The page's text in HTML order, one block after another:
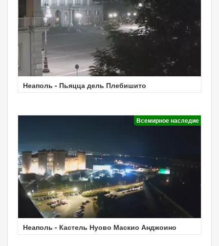
Неаполь - Пьяцца дель Плебишито
Всемирное наследие
Неаполь - Кастель Нуово Маскио Анджоино